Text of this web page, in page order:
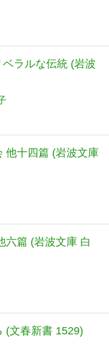
ラルな伝統 (岩波
他十四篇 (岩波文庫
六篇 (岩波文庫 白
(文春新書 1529)